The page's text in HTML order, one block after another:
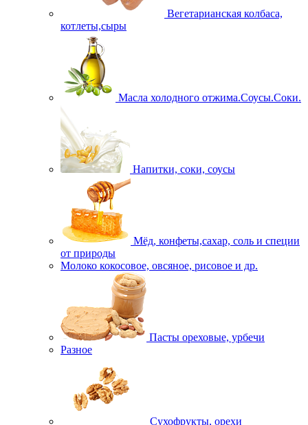
Вегетарианская колбаса,
котлеты,сыры
Масла холодного отжима.Соусы.Соки.
Напитки, соки, соусы
Мёд, конфеты,сахар, соль и специи
от природы
Молоко кокосовое, овсяное, рисовое и др.
Пасты ореховые, урбечи
Разное
Сухофрукты, орехи